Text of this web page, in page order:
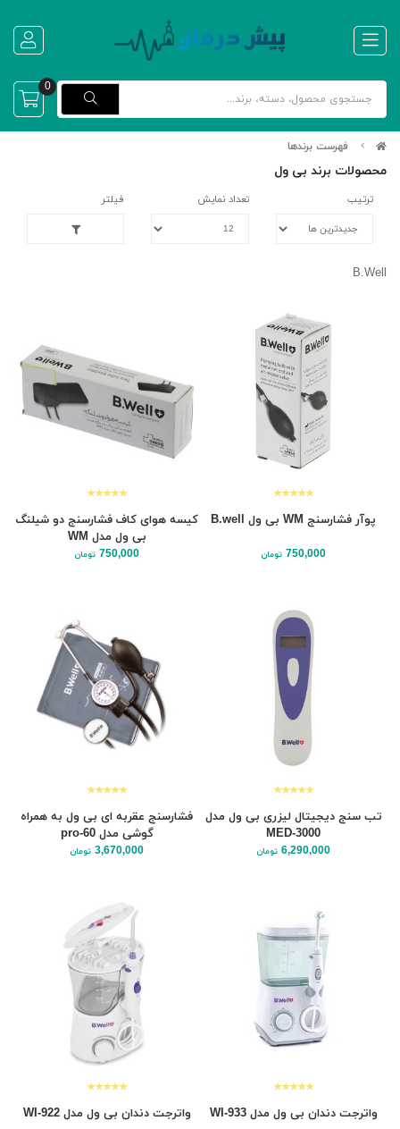
0
فهرست برندها
محصولات برند بی ول
ترتیب تعداد نمایش فیلتر
B.Well
پوآر فشارسنج WM بی ول B.well
750,000 تومان
کیسه هوای کاف فشارسنج دو شیلنگ
بی ول مدل WM
750,000 تومان
تب سنج دیجیتال لیزری بی ول مدل
MED-3000
6,290,000 تومان
فشارسنج عقربه ای بی ول به همراه
گوشی مدل pro-60
3,670,000 تومان
واترجت دندان بی ول مدل WI-933 واترجت دندان بی ول مدل WI-922